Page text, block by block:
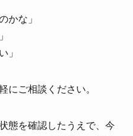
かな」
」
にご相談ください。
態を確認したうえで、今